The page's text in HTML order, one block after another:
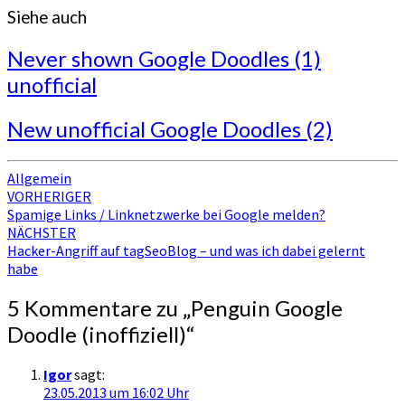
Siehe auch
Never shown Google Doodles (1)
unofficial
New unofficial Google Doodles (2)
Allgemein
Beitragsnavigation
VORHERIGER
Spamige Links / Linknetzwerke bei Google melden?
NÄCHSTER
Hacker-Angriff auf tagSeoBlog – und was ich dabei gelernt
habe
5 Kommentare zu „Penguin Google
Doodle (inoffiziell)“
Igorsagt:
23.05.2013 um 16:02 Uhr